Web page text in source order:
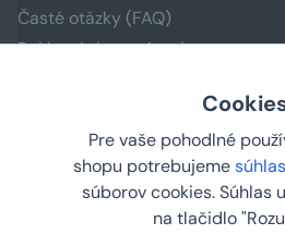
Pre vaše pohodlné
shopu potrebujemesúhlas
súborov cookies. Súhlas
na tlačidlo
Časté otázky (FAQ)
Reklamácia a vrátenie tovaru
Affiliate program